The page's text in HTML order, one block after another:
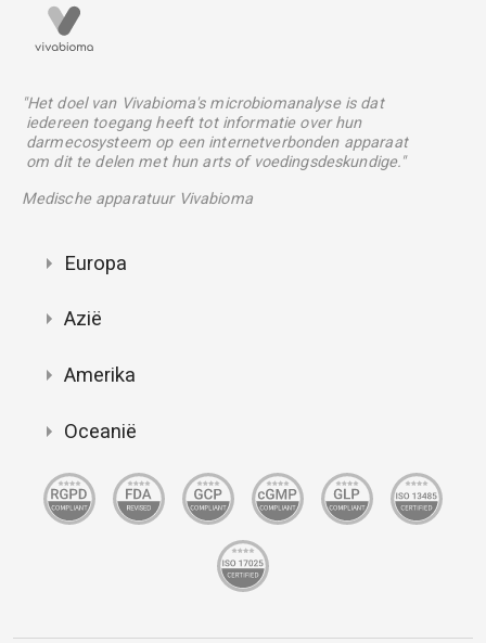
"Het doel van Vivabioma's microbiomanalyse is dat
iedereen toegang heeft tot informatie over hun
darmecosysteem op een internetverbonden apparaat
om dit te delen met hun arts of voedingsdeskundige."
Medische apparatuur Vivabioma
Europa
Azië
Amerika
Oceanië